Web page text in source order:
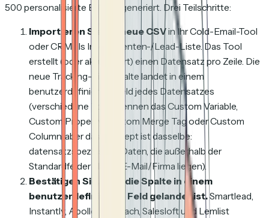
500 personalisierte E-Mails generiert. Drei Teilschritte:
Importieren Sie die neue CSVin Ihr Cold-Email-Tool
oder CRM als Interessenten-/Lead-Liste. Das Tool
erstellt (oder aktualisiert) einen Datensatz pro Zeile. Die
neue Tracking-Link-Spalte landet in einem
benutzerdefinierten Feld jedes Datensatzes
(verschiedene Tools nennen das Custom Variable,
Custom Property, Custom Merge Tag oder Custom
Column, aber das Konzept ist dasselbe:
datensatzspezifische Daten, die außerhalb der
Standardfelder Name/E-Mail/Firma liegen).
Bestätigen Sie, dass die Spalte in einem
benutzerdefinierten Feld gelandet ist.Smartlead,
Instantly, Apollo, Outreach, Salesloft und Lemlist